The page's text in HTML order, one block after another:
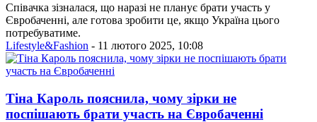
Співачка зізналася, що наразі не планує брати участь у
Євробаченні, але готова зробити це, якщо Україна цього
потребуватиме.
Lifestyle&Fashion - 11 лютого 2025, 10:08
Тіна Кароль пояснила, чому зірки не
поспішають брати участь на Євробаченні